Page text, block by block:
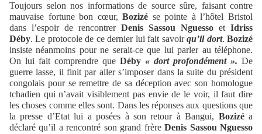
Toujours selon nos informations de source sûre, faisant contre
mauvaise fortune bon cœur,Bozizé se pointe à l’hôtel Bristol
dans l’espoir de rencontrer Denis Sassou Nguesso et Idriss
Déby. Le protocole de ce dernier lui fait savoirqu’il dort.Bozizé
insiste néanmoins pour ne serait-ce que lui parler au téléphone.
On lui fait comprendre que Déby « dort profondément ». De
guerre lasse, il finit par aller s’imposer dans la suite du président
congolais pour se remettre de sa déception avec son homologue
tchadien qui n’avait visiblement pas envie de le voir, il faut dire
les choses comme elles sont. Dans les réponses aux questions que
la presse d’Etat lui a posées à son retour à Bangui, Bozizéa
déclaré qu’il a rencontré son grand frèreDenis Sassou Nguesso